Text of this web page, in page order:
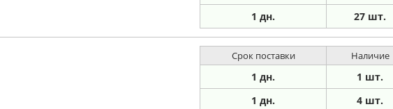
1 дн. 27 шт.
Срок поставки Наличие
1 дн. 1 шт.
1 дн. 4 шт.